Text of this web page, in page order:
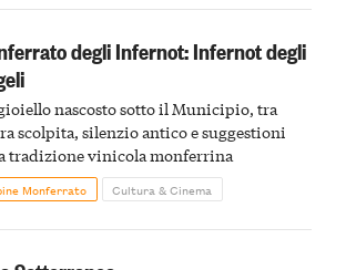
degli Infernot: Infernot degli
nascosto sotto il Municipio, tra
scolpita, silenzio antico e suggestioni
tradizione vinicola monferrina
Monferrato Cultura & Cinema